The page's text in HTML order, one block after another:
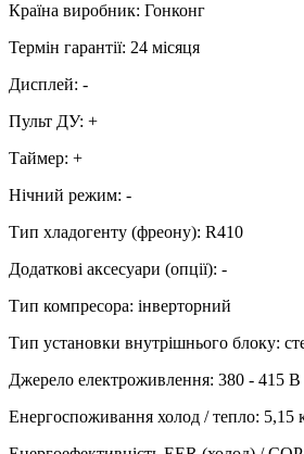
Країна виробник: Гонконг
Термін гарантії: 24 місяця
Дисплей: -
Пульт ДУ: +
Таймер: +
Нічний режим: -
Тип хладогенту (фреону): R410
Додаткові аксесуари (опції): -
Тип компресора: інверторний
Тип установки внутрішнього блоку:
Джерело електроживлення: 380 - 415
Енергоспоживання холод / тепло: 5,15